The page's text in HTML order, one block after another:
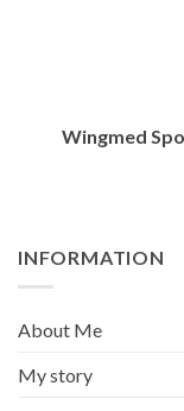
Wingmed
INFORMATION
About Me
My story